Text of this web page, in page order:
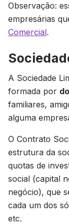
Observação:
empresárias
Comercial.
A Sociedade
formada por
familiares,
alguma
O Contrato
estrutura da
quotas de
social (capital
negócio), que
cada um dos
etc.